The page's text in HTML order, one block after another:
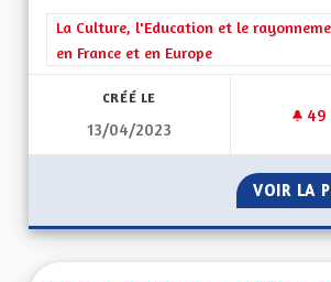
Filtrer les résultats de la catégorie : La
La Culture, l'Education et le
en France et en Europe
CRÉÉ LE
13/04/2023
49
VOIR LA